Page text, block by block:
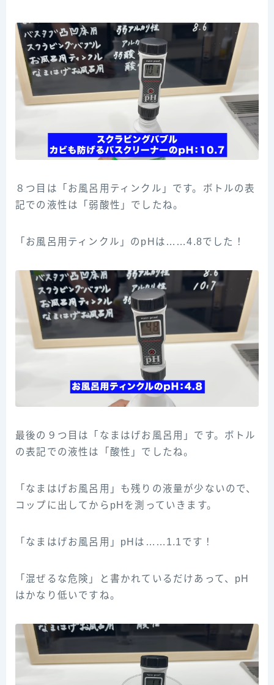
８つ目は「お風呂用ティンクル」です。ボトルの表
記での液性は「弱酸性」でしたね。
「お風呂用ティンクル」のpHは……4.8でした！
最後の９つ目は「なまはげお風呂用」です。ボトル
の表記での液性は「酸性」でしたね。
「なまはげお風呂用」も残りの液量が少ないので、
コップに出してからpHを測っていきます。
「なまはげお風呂用」pHは……1.1です！
「混ぜるな危険」と書かれているだけあって、pH
はかなり低いですね。